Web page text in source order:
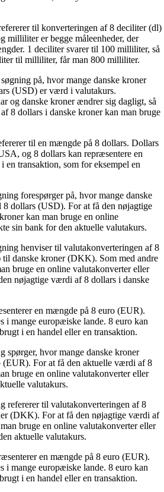
til konverteringen af 8 deciliter (dl)
er begge måleenheder, der
1 deciliter svarer til 100 milliliter, så
til milliliter, får man 800 milliliter.
på, hvor mange danske kroner
(USD) er værd i valutakurs.
og danske kroner ændrer sig dagligt, så
8 dollars i danske kroner kan man bruge
til en mængde på 8 dollars. Dollars
og 8 dollars kan repræsentere en
en transaktion, som for eksempel en
forespørger på, hvor mange danske
dollars (USD). For at få den nøjagtige
kan man bruge en online
sin bank for den aktuelle valutakurs.
henviser til valutakonverteringen af 8
danske kroner (DKK). Som med andre
bruge en online valutakonverter eller
nøjagtige værdi af 8 dollars i danske
en mængde på 8 euro (EUR).
i mange europæiske lande. 8 euro kan
i en handel eller en transaktion.
spørger, hvor mange danske kroner
For at få den aktuelle værdi af 8
bruge en online valutakonverter eller
valutakurs.
refererer til valutakonverteringen af 8
(DKK). For at få den nøjagtige værdi af
bruge en online valutakonverter eller
aktuelle valutakurs.
en mængde på 8 euro (EUR).
i mange europæiske lande. 8 euro kan
i en handel eller en transaktion.